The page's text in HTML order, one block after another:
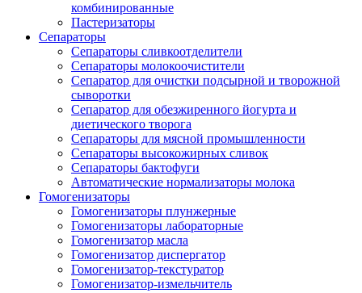
комбинированные
Пастеризаторы
Сепараторы
Сепараторы сливкоотделители
Сепараторы молокоочистители
Сепаратор для очистки подсырной и творожной
сыворотки
Сепаратор для обезжиренного йогурта и
диетического творога
Сепараторы для мясной промышленности
Сепараторы высокожирных сливок
Сепараторы бактофуги
Автоматические нормализаторы молока
Гомогенизаторы
Гомогенизаторы плунжерные
Гомогенизаторы лабораторные
Гомогенизатор масла
Гомогенизатор диспергатор
Гомогенизатор-текстуратор
Гомогенизатор-измельчитель